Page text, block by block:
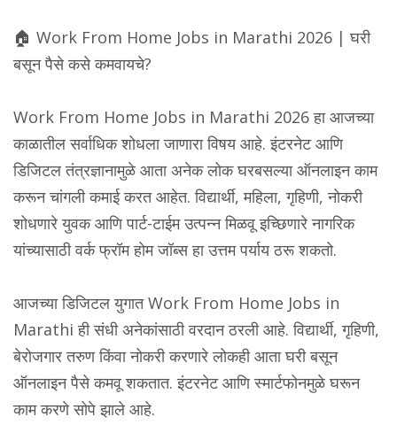
🏠 Work From Home Jobs in Marathi 2026 | घरी
बसून पैसे कसे कमवायचे?
Work From Home Jobs in Marathi 2026 हा आजच्या
काळातील सर्वाधिक शोधला जाणारा विषय आहे. इंटरनेट आणि
डिजिटल तंत्रज्ञानामुळे आता अनेक लोक घरबसल्या ऑनलाइन काम
करून चांगली कमाई करत आहेत. विद्यार्थी, महिला, गृहिणी, नोकरी
शोधणारे युवक आणि पार्ट-टाईम उत्पन्न मिळवू इच्छिणारे नागरिक
यांच्यासाठी वर्क फ्रॉम होम जॉब्स हा उत्तम पर्याय ठरू शकतो.
आजच्या डिजिटल युगात Work From Home Jobs in
Marathi ही संधी अनेकांसाठी वरदान ठरली आहे. विद्यार्थी, गृहिणी,
बेरोजगार तरुण किंवा नोकरी करणारे लोकही आता घरी बसून
ऑनलाइन पैसे कमवू शकतात. इंटरनेट आणि स्मार्टफोनमुळे घरून
काम करणे सोपे झाले आहे.